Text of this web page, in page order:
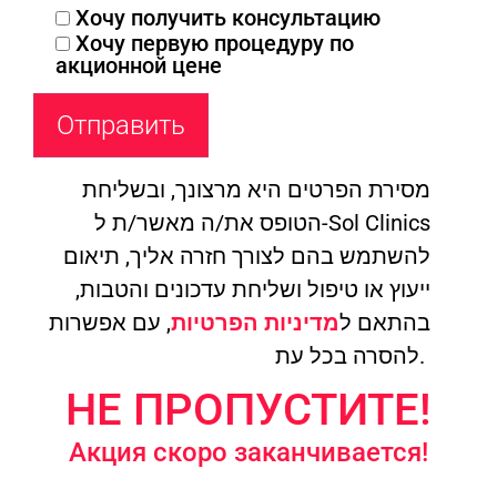
Хочу получить консультацию
Хочу первую процедуру по
акционной цене
מסירת הפרטים היא מרצונך, ובשליחת
הטופס את/ה מאשר/ת ל-Sol Clinics
להשתמש בהם לצורך חזרה אליך, תיאום
ייעוץ או טיפול ושליחת עדכונים והטבות,
בהתאם למדיניות הפרטיות, עם אפשרות
להסרה בכל עת.
НЕ ПРОПУСТИТЕ!
Акция скоро заканчивается!